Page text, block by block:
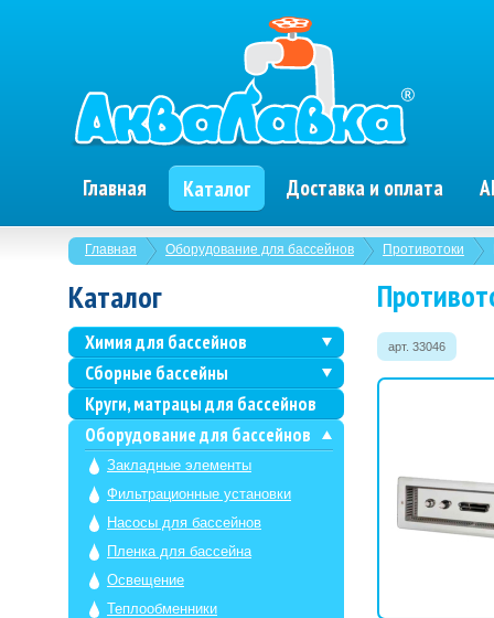
Главная Каталог Доставка и оплата
Главная Оборудование для бассейнов Противотоки
арт. 33046
Каталог
Химия для бассейнов
Сборные бассейны
Круги, матрацы для бассейнов
Оборудование для бассейнов
Закладные элементы
Фильтрационные установки
Насосы для бассейнов
Пленка для бассейна
Освещение
Теплообменники